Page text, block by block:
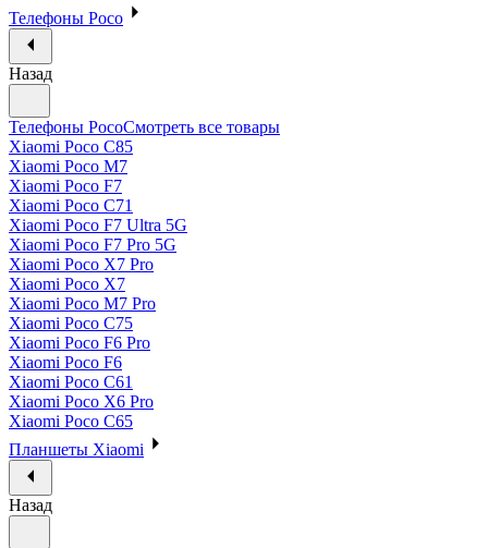
Телефоны Poco
Назад
Телефоны PocoСмотреть все товары
Xiaomi Poco C85
Xiaomi Poco M7
Xiaomi Poco F7
Xiaomi Poco C71
Xiaomi Poco F7 Ultra 5G
Xiaomi Poco F7 Pro 5G
Xiaomi Poco X7 Pro
Xiaomi Poco X7
Xiaomi Poco M7 Pro
Xiaomi Poco C75
Xiaomi Poco F6 Pro
Xiaomi Poco F6
Xiaomi Poco C61
Xiaomi Poco X6 Pro
Xiaomi Poco C65
Планшеты Xiaomi
Назад